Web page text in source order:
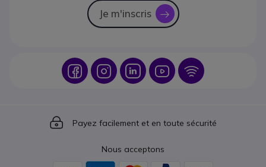
Je m'inscris icon
Icon IconIcon Icon Icon
Icon
Payez facilement et en toute sécurité
Nous acceptons